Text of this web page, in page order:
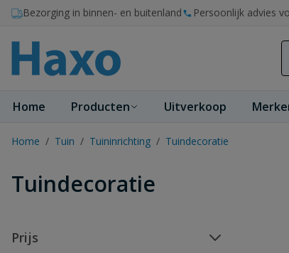
Ga naar de inhoud
Bezorging in binnen- en buitenland Persoonlijk advies
Home Producten Uitverkoop
Home / Tuin / Tuininrichting / Tuindecoratie
Tuindecoratie
Prijs